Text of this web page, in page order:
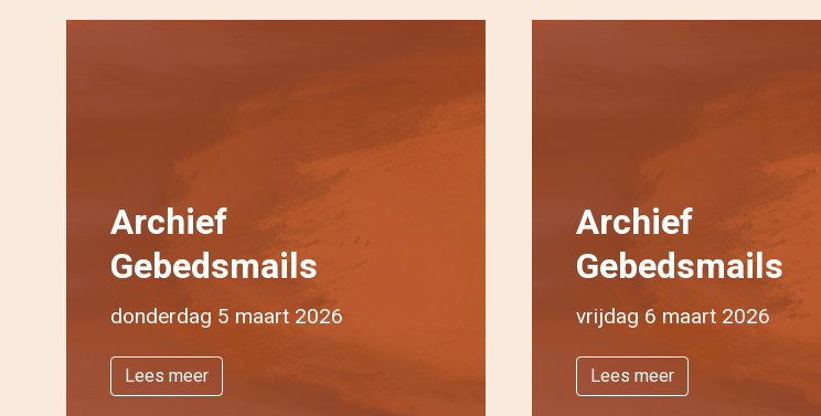
Archief
Gebedsmails
donderdag 5 maart 2026
Lees meer
Archief
Gebedsmails
vrijdag 6 maart 2026
Lees meer